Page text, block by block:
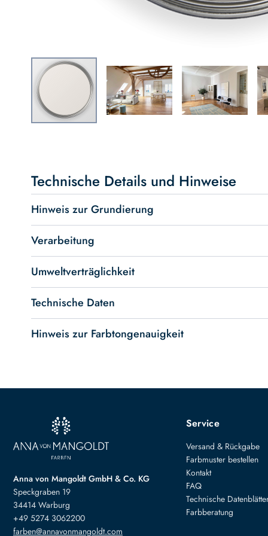
beginning
of
the
images
gallery
Technische Details und Hinweise
Hinweis zur Grundierung
Verarbeitung
Umweltverträglichkeit
Technische Daten
Hinweis zur Farbtongenauigkeit
Anna von Mangoldt GmbH & Co. KG
Speckgraben 19
34414 Warburg
+49 5274 3062200
farben@annavonmangoldt.com
Service
Versand & Rückgabe
Farbmuster bestellen
Kontakt
FAQ
Technische
Farbberatung